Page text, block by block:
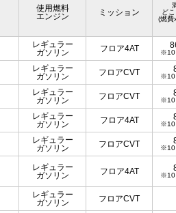
使用燃料
エンジン
ミッション
ど
(燃費
レギュラー
ガソリン
フロア4AT ※10
レギュラー
ガソリン
フロアCVT ※10
レギュラー
ガソリン
フロアCVT ※10
レギュラー
ガソリン
フロア4AT ※10
レギュラー
ガソリン
フロアCVT ※10
レギュラー
ガソリン
フロア4AT ※10
レギュラー
ガソリン
フロアCVT